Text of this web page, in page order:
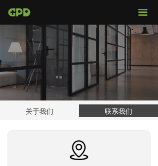
끀
官网首页
店铺购买
视频评测
媒体报导
固件下载
关于我们 联系我们